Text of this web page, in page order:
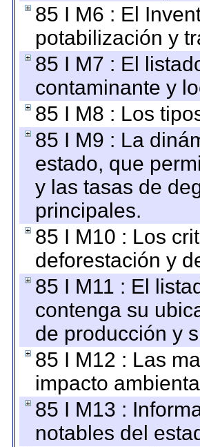
85 I M6 : El
potabilización y
85 I M7 : El
contaminante y
85 I M8 : Los
85 I M9 : La
estado, que
y las tasas de
principales.
85 I M10 : Los
deforestación y
85 I M11 : El
contenga su
de producción y
85 I M12 : Las
impacto
85 I M13 :
notables del